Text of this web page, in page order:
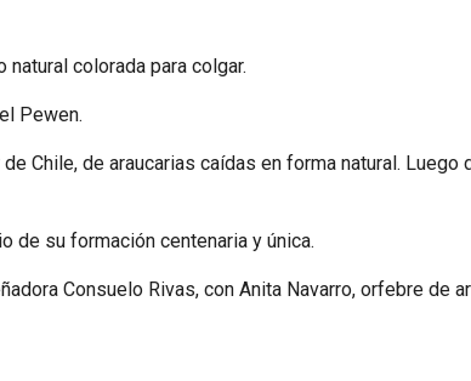
colorada para colgar.
Pewen.
Chile, de araucarias caídas en forma natural.
de su formación centenaria y única.
Consuelo Rivas, con Anita Navarro, orfebre de